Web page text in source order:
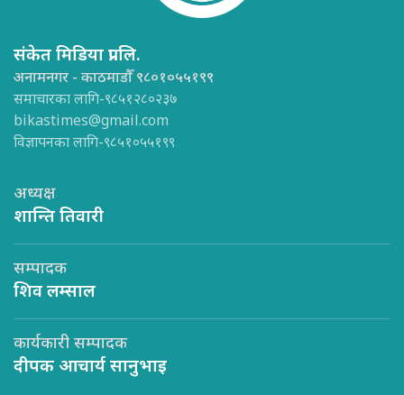
संकेत मिडिया प्रा.लि.
अनामनगर - काठमाडौँ ९८०१०५५१९९
समाचारका लागि-९८५१२८०२३७
bikastimes@gmail.com
विज्ञापनका लागि-९८५१०५५१९९
अध्यक्ष
शान्ति तिवारी
सम्पादक
शिव लम्साल
कार्यकारी सम्पादक
दीपक आचार्य सानुभाइ